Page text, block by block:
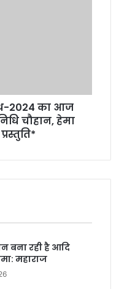
2024 का आज
चौहान, हेमा
बना रही है आदि
महाराज